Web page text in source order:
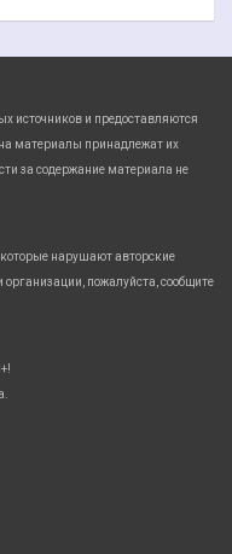
источников и предоставляются
материалы принадлежат их
за содержание материала не
нарушают авторские
пожалуйста, сообщите